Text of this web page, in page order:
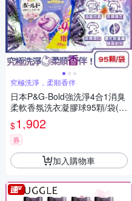
究極洗淨，柔順香伴
日本P&G-Bold強洗淨4合1消臭
柔軟香氛洗衣凝膠球95顆/袋(期
間限定增量版,室內晾曬洗衣球
補充包,祛黃潔白柔順洗衣膠囊,
1粒究極不挑機型)
$1,902
券
加入購物車